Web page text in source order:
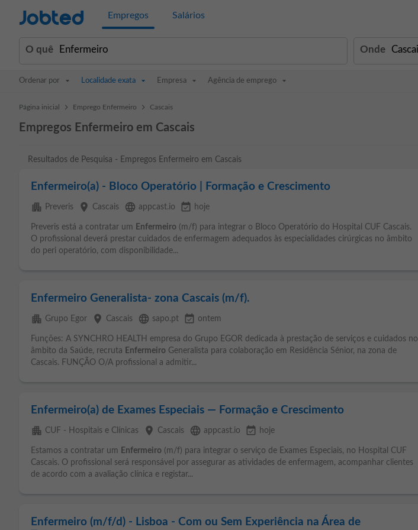
Jobted Empregos Salários
O quê Onde
Ordenar por Localidade exata Empresa Agência de emprego
Página inicial > Emprego Enfermeiro > Cascais
Empregos Enfermeiro em Cascais
Resultados de Pesquisa - Empregos Enfermeiro em Cascais
Enfermeiro(a) - Bloco Operatório | Formação e Crescimento
apartment Preveris place Cascais language appcast.io event_available hoje
Preveris está a contratar um Enfermeiro (m/f) para integrar o Bloco Operatório do Hospital CUF Cascais.
O profissional deverá prestar cuidados de enfermagem adequados às especialidades cirúrgicas no âmbito
do peri operatório, com disponibilidade...
Enfermeiro Generalista- zona Cascais (m/f).
apartment Grupo Egor place Cascais language sapo.pt event_available ontem
Funções: A SYNCHRO HEALTH empresa do Grupo EGOR dedicada à prestação de serviços e cuidados no
âmbito da Saúde, recruta Enfermeiro Generalista para colaboração em Residência Sénior, na zona de
Cascais. FUNÇÃO O/A profissional a admitir...
Enfermeiro(a) de Exames Especiais — Formação e Crescimento
apartment CUF - Hospitais e Clínicas place Cascais language appcast.io event_available hoje
Estamos a contratar um Enfermeiro (m/f) para integrar o serviço de Exames Especiais, no Hospital CUF
Cascais. O profissional será responsável por assegurar as atividades de enfermagem, acompanhar clientes
de acordo com a avaliação clínica e registar...
Enfermeiro (m/f/d) - Lisboa - Com ou Sem Experiência na Área de